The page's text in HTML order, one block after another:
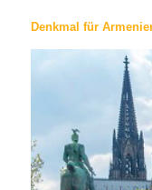
Denkmal für